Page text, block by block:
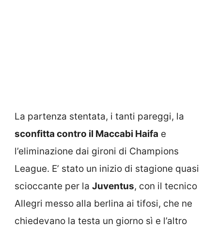
La partenza stentata, i tanti pareggi, la
sconfitta contro il Maccabi Haifa e
l’eliminazione dai gironi di Champions
League. E’ stato un inizio di stagione quasi
scioccante per la Juventus, con il tecnico
Allegri messo alla berlina ai tifosi, che ne
chiedevano la testa un giorno sì e l’altro